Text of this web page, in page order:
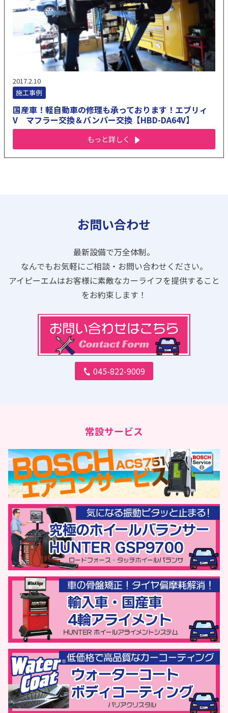
2017.2.10
施工事例
国産車！軽自動車の修理も承っております！エブリィ
V マフラー交換＆バンパー交換【HBD-DA64V】
もっと詳しく
お問い合わせ
最新設備で万全体制。
なんでもお気軽にご相談・お問い合わせください。
アイピーエムはお客様に素敵なカーライフを提供すること
をお約束します！
045-822-9009
常設サービス